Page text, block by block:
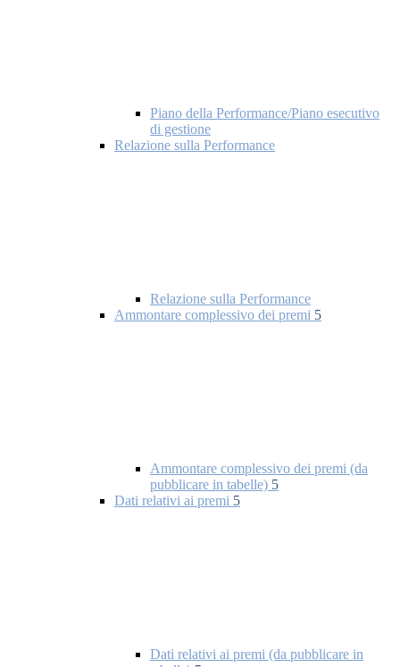
Piano della Performance/Piano esecutivo
di gestione
Relazione sulla Performance
Relazione sulla Performance
Ammontare complessivo dei premi 5
Ammontare complessivo dei premi (da
pubblicare in tabelle) 5
Dati relativi ai premi 5
Dati relativi ai premi (da pubblicare in